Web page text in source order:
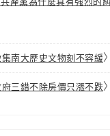
集南大歷史文物刻不容緩
府三錯不除房價只漲不跌